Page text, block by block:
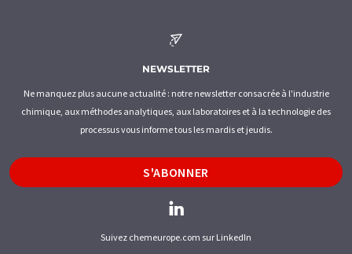
NEWSLETTER
Ne manquez plus aucune actualité : notre newsletter consacrée à l'industrie
chimique, aux méthodes analytiques, aux laboratoires et à la technologie des
processus vous informe tous les mardis et jeudis.
S'ABONNER
Suivez chemeurope.com sur LinkedIn